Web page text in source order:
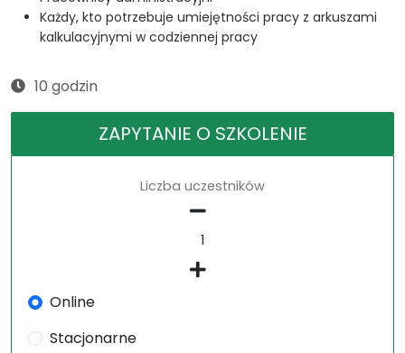
Każdy, kto potrzebuje umiejętności pracy z arkuszami
kalkulacyjnymi w codziennej pracy
10 godzin
ZAPYTANIE O SZKOLENIE
Liczba uczestników
Online
Stacjonarne